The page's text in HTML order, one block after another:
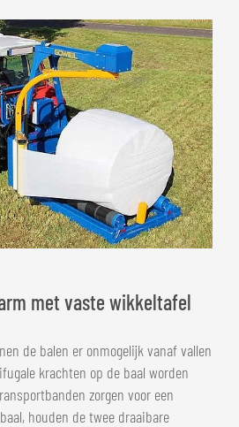
met vaste wikkeltafel
de balen er onmogelijk vanaf vallen
krachten op de baal worden
zorgen voor een
houden de twee draaibare